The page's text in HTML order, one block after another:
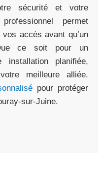
sécurité et votre
permet
accès avant qu’un
ce soit pour un
installation planifiée,
meilleure alliée.
pour protéger
sur-Juine.